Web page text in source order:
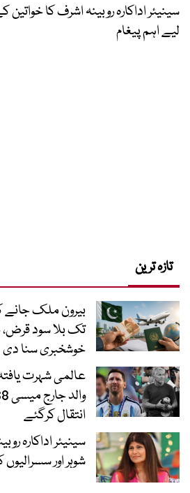
سینیئر اداکارہ روبینہ اشرف کا
لیے اہم پیغام
تازہ ترین
تک بلا سود
خوشخبری سنا دی
عالمی شہرت
انتقال کرگئے
سینیئر اداکارہ
شوہر اور